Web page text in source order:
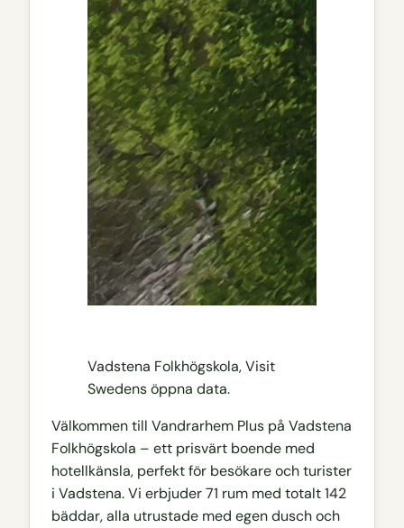
Vadstena Folkhögskola, Visit
Swedens öppna data.
Välkommen till Vandrarhem Plus på Vadstena
Folkhögskola – ett prisvärt boende med
hotellkänsla, perfekt för besökare och turister
i Vadstena. Vi erbjuder 71 rum med totalt 142
bäddar, alla utrustade med egen dusch och